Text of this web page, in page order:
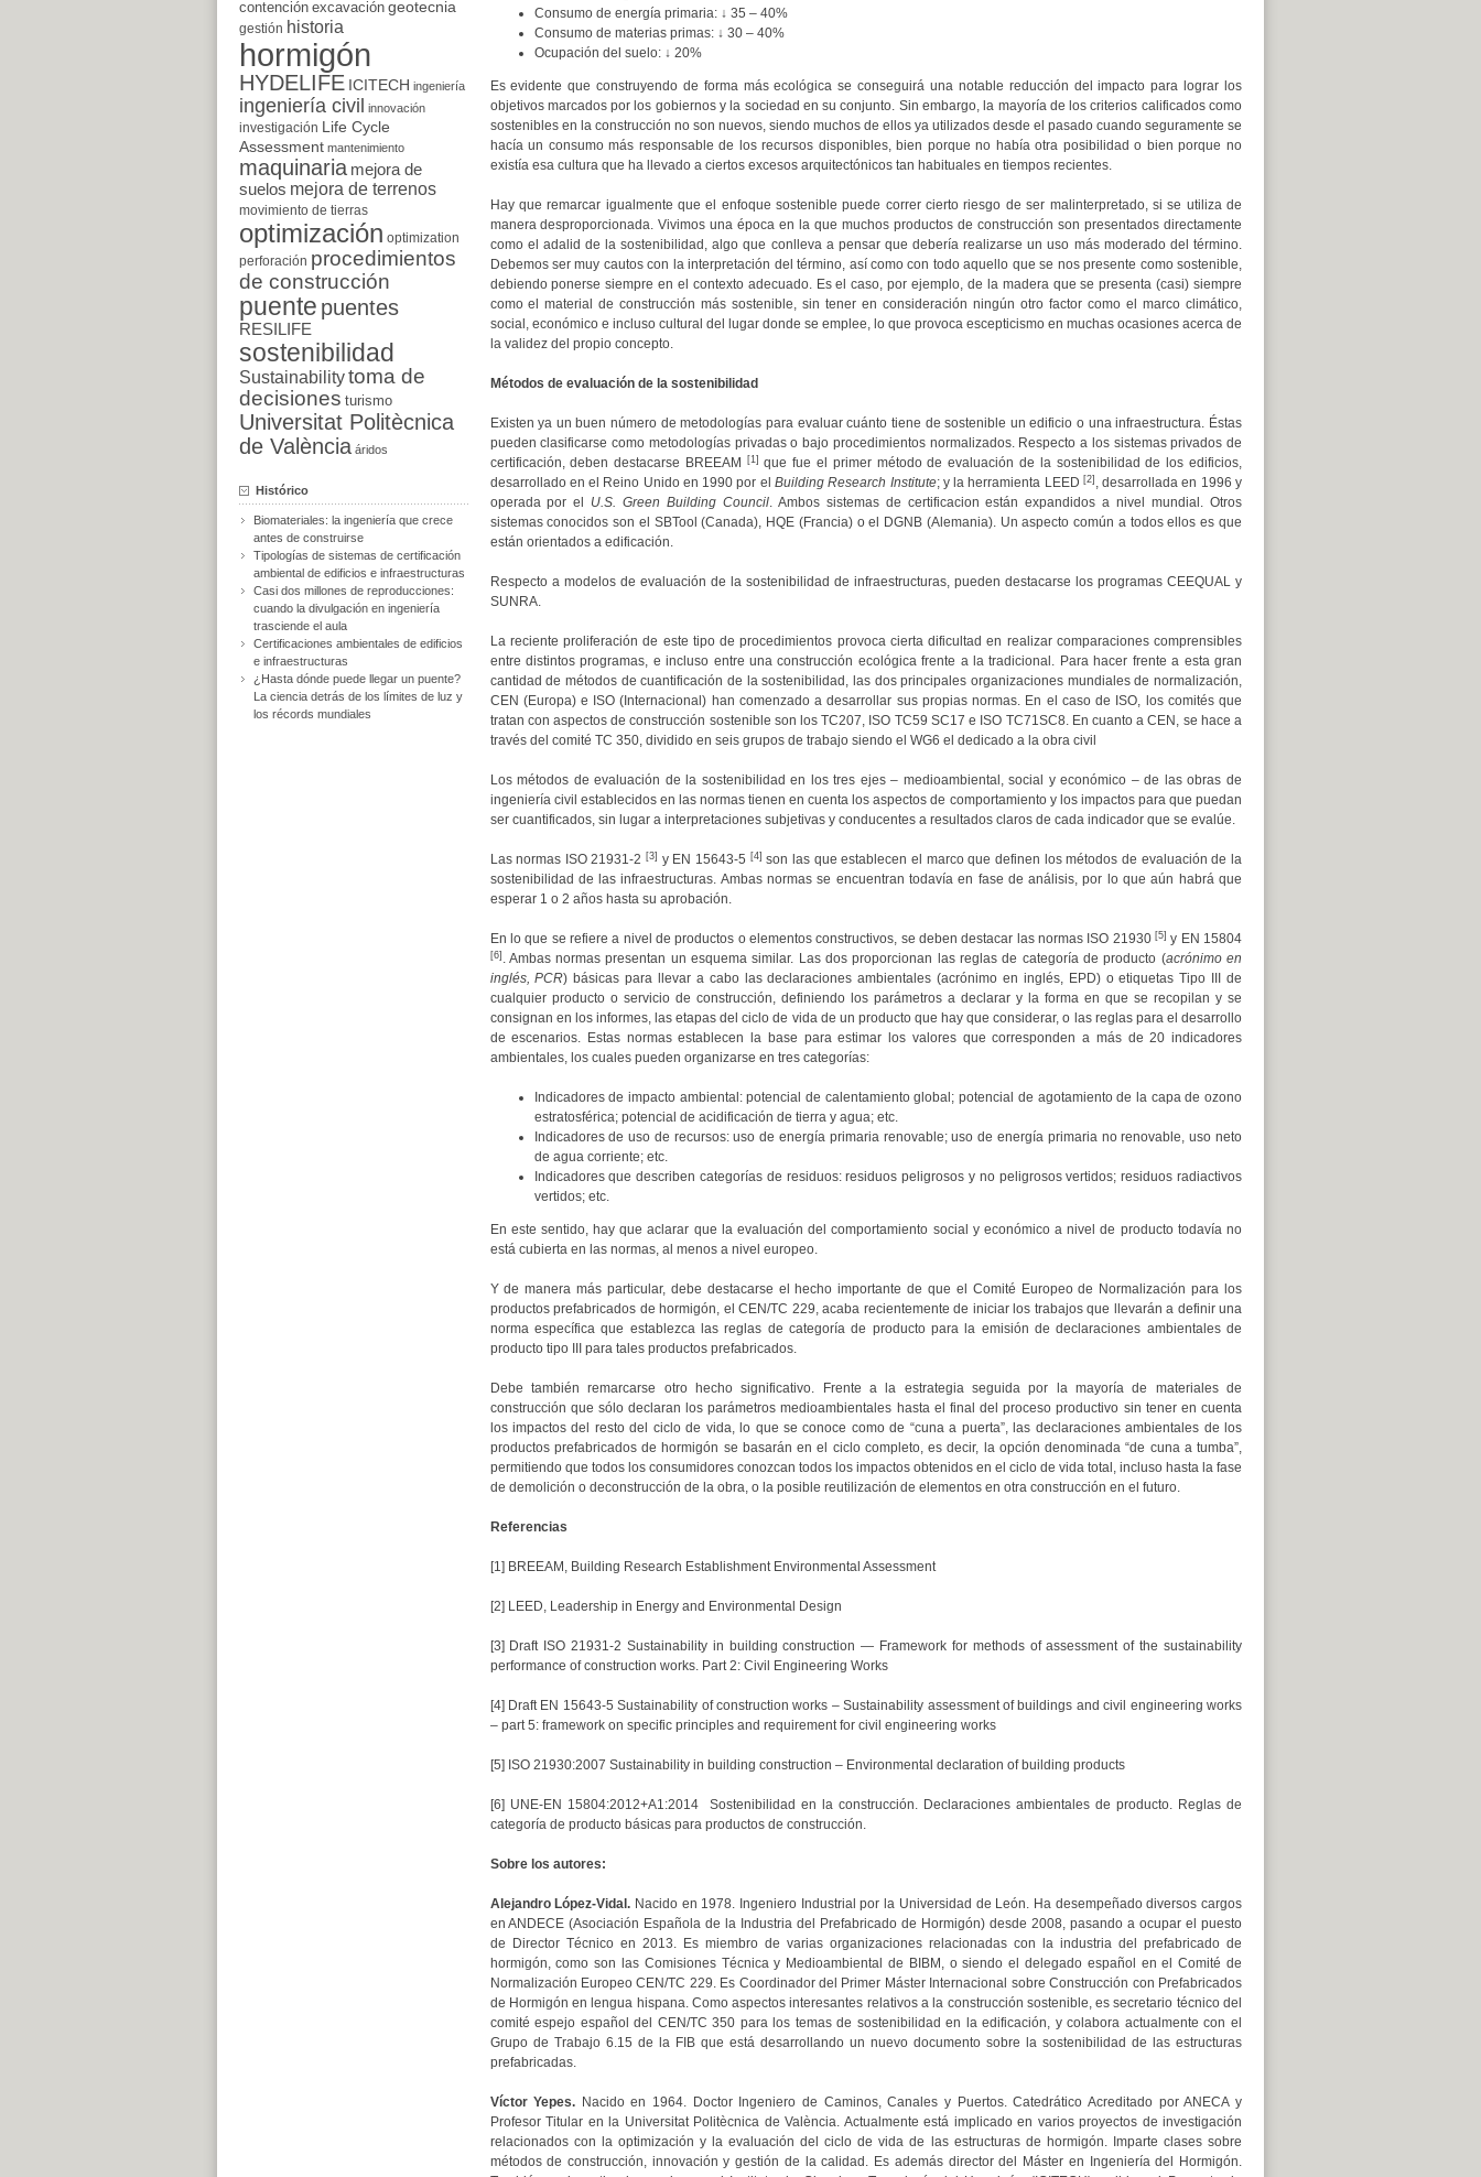
Consumo de energía primaria: ↓ 35 – 40%
Consumo de materias primas: ↓ 30 – 40%
Ocupación del suelo: ↓ 20%
Es evidente que construyendo de forma más ecológica se conseguirá una notable reducción del impacto para lograr los
objetivos marcados por los gobiernos y la sociedad en su conjunto. Sin embargo, la mayoría de los criterios calificados como
sostenibles en la construcción no son nuevos, siendo muchos de ellos ya utilizados desde el pasado cuando seguramente se
hacía un consumo más responsable de los recursos disponibles, bien porque no había otra posibilidad o bien porque no
existía esa cultura que ha llevado a ciertos excesos arquitectónicos tan habituales en tiempos recientes.
Hay que remarcar igualmente que el enfoque sostenible puede correr cierto riesgo de ser malinterpretado, si se utiliza de
manera desproporcionada. Vivimos una época en la que muchos productos de construcción son presentados directamente
como el adalid de la sostenibilidad, algo que conlleva a pensar que debería realizarse un uso más moderado del término.
Debemos ser muy cautos con la interpretación del término, así como con todo aquello que se nos presente como sostenible,
debiendo ponerse siempre en el contexto adecuado. Es el caso, por ejemplo, de la madera que se presenta (casi) siempre
como el material de construcción más sostenible, sin tener en consideración ningún otro factor como el marco climático,
social, económico e incluso cultural del lugar donde se emplee, lo que provoca escepticismo en muchas ocasiones acerca de
la validez del propio concepto.
Métodos de evaluación de la sostenibilidad
Existen ya un buen número de metodologías para evaluar cuánto tiene de sostenible un edificio o una infraestructura. Éstas
pueden clasificarse como metodologías privadas o bajo procedimientos normalizados. Respecto a los sistemas privados de
certificación, deben destacarse BREEAM
[1] que fue el primer método de evaluación de la sostenibilidad de los edificios,
desarrollado en el Reino Unido en 1990 por el Building Research Institute; y la herramienta LEED [2] , desarrollada en 1996 y
operada por el U.S. Green Building Council. Ambos sistemas de certificacion están expandidos a nivel mundial. Otros
sistemas conocidos son el SBTool (Canada), HQE (Francia) o el DGNB (Alemania). Un aspecto común a todos ellos es que
están orientados a edificación.
Respecto a modelos de evaluación de la sostenibilidad de infraestructuras, pueden destacarse los programas CEEQUAL y
SUNRA.
La reciente proliferación de este tipo de procedimientos provoca cierta dificultad en realizar comparaciones comprensibles
entre distintos programas, e incluso entre una construcción ecológica frente a la tradicional. Para hacer frente a esta gran
cantidad de métodos de cuantificación de la sostenibilidad, las dos principales organizaciones mundiales de normalización,
CEN (Europa) e ISO (Internacional) han comenzado a desarrollar sus propias normas. En el caso de ISO, los comités que
tratan con aspectos de construcción sostenible son los TC207, ISO TC59 SC17 e ISO TC71SC8. En cuanto a CEN, se hace a
través del comité TC 350, dividido en seis grupos de trabajo siendo el WG6 el dedicado a la obra civil
Los métodos de evaluación de la sostenibilidad en los tres ejes – medioambiental, social y económico – de las obras de
ingeniería civil establecidos en las normas tienen en cuenta los aspectos de comportamiento y los impactos para que puedan
ser cuantificados, sin lugar a interpretaciones subjetivas y conducentes a resultados claros de cada indicador que se evalúe.
Las normas ISO 21931-2[3] y EN 15643-5 [4] son las que establecen el marco que definen los métodos de evaluación de la
sostenibilidad de las infraestructuras. Ambas normas se encuentran todavía en fase de análisis, por lo que aún habrá que
esperar 1 o 2 años hasta su aprobación.
En lo que se refiere a nivel de productos o elementos constructivos, se deben destacar las normas ISO 21930 [5] y EN 15804
[6] . Ambas normas presentan un esquema similar. Las dos proporcionan las reglas de categoría de producto (acrónimo en
inglés, PCR) básicas para llevar a cabo las declaraciones ambientales (acrónimo en inglés, EPD) o etiquetas Tipo III de
cualquier producto o servicio de construcción, definiendo los parámetros a declarar y la forma en que se recopilan y se
consignan en los informes, las etapas del ciclo de vida de un producto que hay que considerar, o las reglas para el desarrollo
de escenarios. Estas normas establecen la base para estimar los valores que corresponden a más de 20 indicadores
ambientales, los cuales pueden organizarse en tres categorías:
Indicadores de impacto ambiental: potencial de calentamiento global; potencial de agotamiento de la capa de ozono
estratosférica; potencial de acidificación de tierra y agua; etc.
Indicadores de uso de recursos: uso de energía primaria renovable; uso de energía primaria no renovable, uso neto
de agua corriente; etc.
Indicadores que describen categorías de residuos: residuos peligrosos y no peligrosos vertidos; residuos radiactivos
vertidos; etc.
En este sentido, hay que aclarar que la evaluación del comportamiento social y económico a nivel de producto todavía no
está cubierta en las normas, al menos a nivel europeo.
Y de manera más particular, debe destacarse el hecho importante de que el Comité Europeo de Normalización para los
productos prefabricados de hormigón, el CEN/TC 229, acaba recientemente de iniciar los trabajos que llevarán a definir una
norma específica que establezca las reglas de categoría de producto para la emisión de declaraciones ambientales de
producto tipo III para tales productos prefabricados.
Debe también remarcarse otro hecho significativo. Frente a la estrategia seguida por la mayoría de materiales de
construcción que sólo declaran los parámetros medioambientales hasta el final del proceso productivo sin tener en cuenta
los impactos del resto del ciclo de vida, lo que se conoce como de “cuna a puerta”, las declaraciones ambientales de los
productos prefabricados de hormigón se basarán en el ciclo completo, es decir, la opción denominada “de cuna a tumba”,
permitiendo que todos los consumidores conozcan todos los impactos obtenidos en el ciclo de vida total, incluso hasta la fase
de demolición o deconstrucción de la obra, o la posible reutilización de elementos en otra construcción en el futuro.
Referencias
[1] BREEAM, Building Research Establishment Environmental Assessment
[2] LEED, Leadership in Energy and Environmental Design
[3] Draft ISO 21931-2 Sustainability in building construction — Framework for methods of assessment of the sustainability
performance of construction works. Part 2: Civil Engineering Works
[4] Draft EN 15643-5 Sustainability of construction works – Sustainability assessment of buildings and civil engineering works
– part 5: framework on specific principles and requirement for civil engineering works
[5] ISO 21930:2007 Sustainability in building construction – Environmental declaration of building products
[6] UNE-EN 15804:2012+A1:2014 Sostenibilidad en la construcción. Declaraciones ambientales de producto. Reglas de
categoría de producto básicas para productos de construcción.
Sobre los autores:
Alejandro López-Vidal. Nacido en 1978. Ingeniero Industrial por la Universidad de León. Ha desempeñado diversos cargos
en ANDECE (Asociación Española de la Industria del Prefabricado de Hormigón) desde 2008, pasando a ocupar el puesto
de Director Técnico en 2013. Es miembro de varias organizaciones relacionadas con la industria del prefabricado de
hormigón, como son las Comisiones Técnica y Medioambiental de BIBM, o siendo el delegado español en el Comité de
Normalización Europeo CEN/TC 229. Es Coordinador del Primer Máster Internacional sobre Construcción con Prefabricados
de Hormigón en lengua hispana. Como aspectos interesantes relativos a la construcción sostenible, es secretario técnico del
comité espejo español del CEN/TC 350 para los temas de sostenibilidad en la edificación, y colabora actualmente con el
Grupo de Trabajo 6.15 de la FIB que está desarrollando un nuevo documento sobre la sostenibilidad de las estructuras
prefabricadas.
Víctor Yepes. Nacido en 1964. Doctor Ingeniero de Caminos, Canales y Puertos. Catedrático Acreditado por ANECA y
Profesor Titular en la Universitat Politècnica de València. Actualmente está implicado en varios proyectos de investigación
relacionados con la optimización y la evaluación del ciclo de vida de las estructuras de hormigón. Imparte clases sobre
métodos de construcción, innovación y gestión de la calidad. Es además director del Máster en Ingeniería del Hormigón.
contención excavación geotecnia
gestión historia
hormigón
HYDELIFE ICITECH ingeniería
ingeniería civil innovación
investigación
Life Cycle
Assessment mantenimiento
maquinaria mejora de
suelos mejora de terrenos
movimiento de tierras
optimización optimization
perforación procedimientos
de construcción
puente puentes
RESILIFE
sostenibilidad
Sustainabilitytoma de
decisiones turismo
Universitat Politècnica
de València áridos
Histórico
Biomateriales: la ingeniería que crece
antes de construirse
Tipologías de sistemas de certificación
ambiental de edificios e infraestructuras
Casi dos millones de reproducciones:
cuando la divulgación en ingeniería
trasciende el aula
Certificaciones ambientales de edificios
e infraestructuras
¿Hasta dónde puede llegar un puente?
La ciencia detrás de los límites de luz y
los récords mundiales